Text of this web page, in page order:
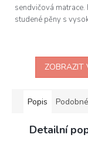
sendvičová
studené pěny s
ZOBRAZIT
Popis
Detailní